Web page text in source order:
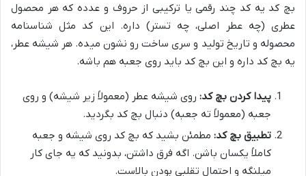
بچ کد یه کد چند رقمی یا ترکیبی از حروف و عدده که هر محصول
عطری (چه عطر اصلی، چه تستر) داره. این کد مثل شناسنامه
محصوله و تاریخ تولید و سری ساخت رو نشون میده. هر شیشه عطر،
یه بچ کد داره و این بچ کد باید روی جعبه هم باشه.
پیدا کردن بچ کد: روی شیشه عطر (معمولاً زیر شیشه) و روی
جعبه (معمولاً ته جعبه) دنبال بچ کد بگردید.
تطبیق بچ کد: مطمئن بشید که بچ کد روی شیشه و جعبه
کاملاً یکسان باشن. اگه فرق داشتن، بدونید که یه جای کار
میلنگه و احتمال تقلبی بودن بالاست.